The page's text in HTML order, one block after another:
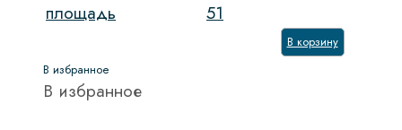
площадь
51
В корзину
В избранное
В избранное